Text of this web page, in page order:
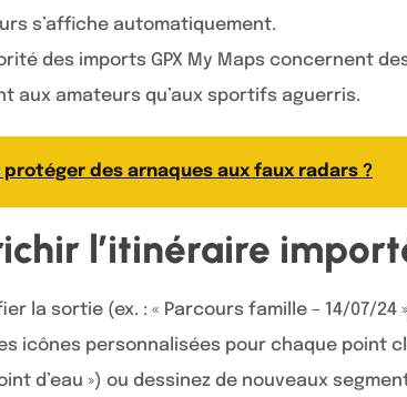
s’affiche automatiquement.
des imports GPX My Maps concernent
aux amateurs qu’aux sportifs aguerris.
protéger des arnaques aux faux radars ?
l’itinéraire
la sortie (ex. : « Parcours famille – 14/07/24
icônes personnalisées pour chaque point
d’eau ») ou dessinez de nouveaux